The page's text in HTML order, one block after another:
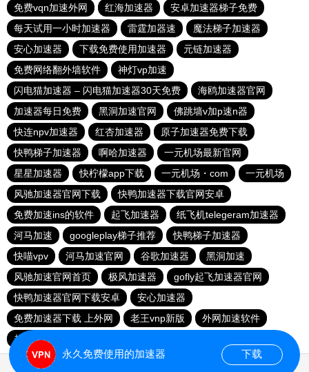
免费vqn加速外网
红海加速器
安卓加速器梯子免费
每天试用一小时加速器
雷霆加器速
魔法梯子加速器
安心加速器
下载免费使用加速器
元链加速器
免费网络翻外墙软件
神灯vp加速
闪电猫加速器 – 闪电猫加速器30天免费
海鸥加速器官网
加速器每日免费
黑洞加速官网
佛跳墙v加p速n器
快连npv加速器
红杏加速器
原子加速器免费下载
快鸭梯子加速器
啊哈加速器
一元机场最新官网
星星加速器
快柠檬app下载 一元机场・com
一元机场
风驰加速器官网下载
快鸭加速器下载官网安卓
免费加速ins的软件
起飞加速器
纸飞机telegeram加速器
河马加速
googleplay梯子推荐
快鸭梯子加速器
快喵vpv
河马加速官网 谷歌加速器
黑洞加速
风驰加速官网首页
极风加速器
gofly起飞加速器官网
快鸭加速器官网下载安卓
安心加速器
免费加速器下载 上外网
老王vnp新版
外网加速软件
起飞apn下载
永久免费使用的加速器 下载